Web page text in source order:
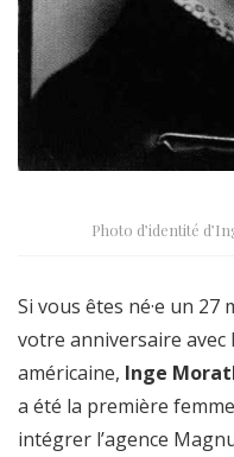
Photo d’identité
Si vous êtes né·e un 27
votre anniversaire
américaine, Inge
a été la première
intégrer l’agence